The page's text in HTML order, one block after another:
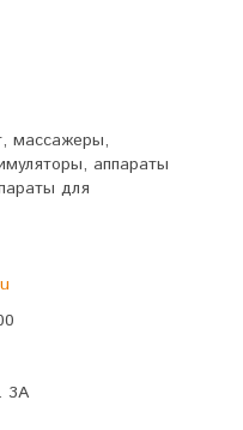
массажеры,
аппараты
для
3А